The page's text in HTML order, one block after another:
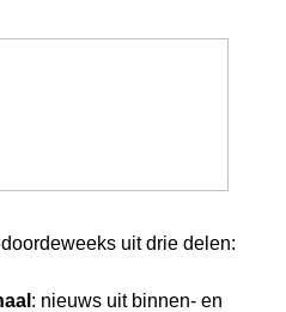
uit drie delen:
: nieuws uit binnen- en